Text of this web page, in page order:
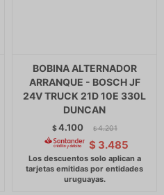
BOBINA ALTERNADOR
ARRANQUE - BOSCH JF
24V TRUCK 21D 10E 330L
DUNCAN
$4.100 $ 4.201
$ 3.485